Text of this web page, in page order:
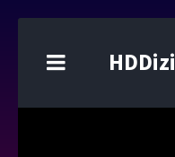
HDDizi